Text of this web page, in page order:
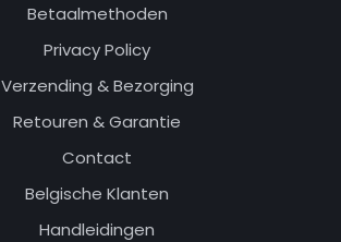
Betaalmethoden
Privacy Policy
Verzending & Bezorging
Retouren & Garantie
Contact
Belgische Klanten
Handleidingen